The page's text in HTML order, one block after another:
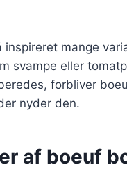
inspireret mange
svampe eller
forbliver
nyder den.
af boeuf